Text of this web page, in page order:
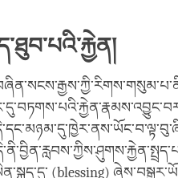
(blessing)